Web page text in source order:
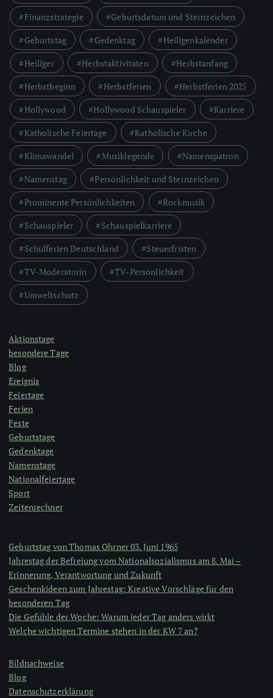
Finanzstrategie
Geburtsdatum und Sternzeichen
Geburtstag
Gedenktag
Heiligenkalender
Heiliger
Herbstaktivitäten
Herbstanfang
Herbstbeginn
Herbstferien
Herbstferien 2025
Hollywood
Hollywood Schauspieler
Karriere
Katholische Feiertage
Katholische Kirche
Klimawandel
Musiklegende
Namenspatron
Namenstag
Persönlichkeit und Sternzeichen
Prominente Persönlichkeiten
Rockmusik
Schauspieler
Schauspielkarriere
Schulferien Deutschland
Steuerfristen
TV-Moderatorin
TV-Persönlichkeit
Umweltschutz
Aktionstage
besondere Tage
Blog
Ereignis
Feiertage
Ferien
Feste
Geburtstage
Gedenktage
Namenstage
Nationalfeiertage
Sport
Zeitenrechner
Geburtstag von Thomas Ohrner 03. Juni 1965
Jahrestag der Befreiung vom Nationalsozialismus am 8. Mai –
Erinnerung, Verantwortung und Zukunft
Geschenkideen zum Jahrestag: Kreative Vorschläge für den
besonderen Tag
Die Gefühle der Woche: Warum jeder Tag anders wirkt
Welche wichtigen Termine stehen in der KW 7 an?
Bildnachweise
Blog
Datenschutzerklärung